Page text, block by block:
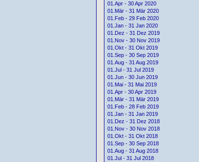
01.Apr - 30 Apr 2020
01.Mär - 31 Mär 2020
01.Feb - 29 Feb 2020
01.Jan - 31 Jan 2020
01.Dez - 31 Dez 2019
01.Nov - 30 Nov 2019
01.Okt - 31 Okt 2019
01.Sep - 30 Sep 2019
01.Aug - 31 Aug 2019
01.Jul - 31 Jul 2019
01.Jun - 30 Jun 2019
01.Mai - 31 Mai 2019
01.Apr - 30 Apr 2019
01.Mär - 31 Mär 2019
01.Feb - 28 Feb 2019
01.Jan - 31 Jan 2019
01.Dez - 31 Dez 2018
01.Nov - 30 Nov 2018
01.Okt - 31 Okt 2018
01.Sep - 30 Sep 2018
01.Aug - 31 Aug 2018
01.Jul - 31 Jul 2018